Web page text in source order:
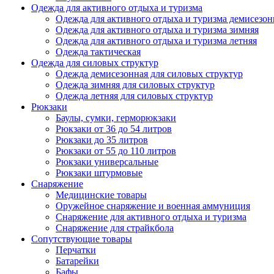
Одежда для активного отдыха и туризма
Одежда для активного отдыха и туризма
Одежда для активного отдыха и туризма зимняя
Одежда для активного отдыха и туризма летняя
Одежда тактическая
Одежда для силовых структур
Одежда демисезонная для силовых структур
Одежда зимняя для силовых структур
Одежда летняя для силовых структур
Рюкзаки
Баулы, сумки, герморюкзаки
Рюкзаки от 36 до 54 литров
Рюкзаки до 35 литров
Рюкзаки от 55 до 110 литров
Рюкзаки универсальные
Рюкзаки штурмовые
Снаряжение
Медицинские товары
Оружейное снаряжение и военная аммуниция
Снаряжение для активного отдыха и туризма
Снаряжение для страйкбола
Сопутствующие товары
Перчатки
Батарейки
Бафы